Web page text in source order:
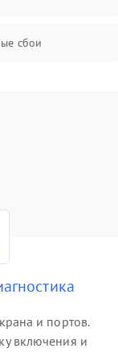
сбои
и портов.
включения и